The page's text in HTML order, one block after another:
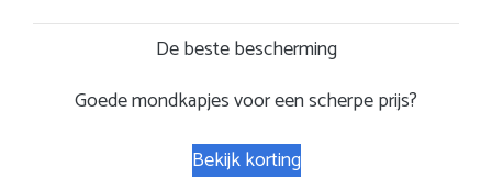
De beste bescherming
Goede mondkapjes voor een scherpe prijs?
Bekijk korting